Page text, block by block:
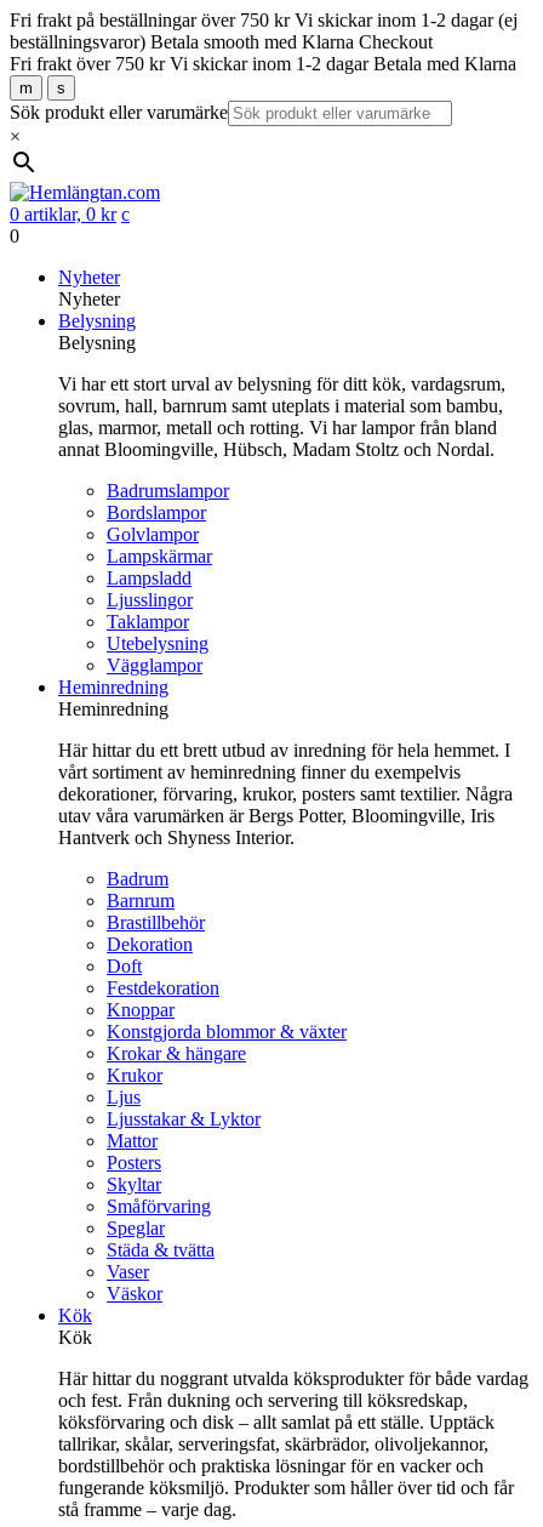
Fri frakt på beställningar över 750 kr Vi skickar inom 1-2 dagar (ej
beställningsvaror) Betala smooth med Klarna Checkout
Fri frakt över 750 kr Vi skickar inom 1-2 dagar Betala med Klarna
m s
Sök produkt eller varumärke
×
0 artiklar, 0 kr c
0
innehåll
Nyheter
Nyheter
Belysning
Belysning
Vi har ett stort urval av belysning för ditt kök, vardagsrum,
sovrum, hall, barnrum samt uteplats i material som bambu,
glas, marmor, metall och rotting. Vi har lampor från bland
annat Bloomingville, Hübsch, Madam Stoltz och Nordal.
Badrumslampor
Bordslampor
Golvlampor
Lampskärmar
Lampsladd
Ljusslingor
Taklampor
Utebelysning
Vägglampor
Heminredning
Heminredning
Här hittar du ett brett utbud av inredning för hela hemmet. I
vårt sortiment av heminredning finner du exempelvis
dekorationer, förvaring, krukor, posters samt textilier. Några
utav våra varumärken är Bergs Potter, Bloomingville, Iris
Hantverk och Shyness Interior.
Badrum
Barnrum
Brastillbehör
Dekoration
Doft
Festdekoration
Knoppar
Konstgjorda blommor & växter
Krokar & hängare
Krukor
Ljus
Ljusstakar & Lyktor
Mattor
Posters
Skyltar
Småförvaring
Speglar
Städa & tvätta
Vaser
Väskor
Kök
Kök
Här hittar du noggrant utvalda köksprodukter för både vardag
och fest. Från dukning och servering till köksredskap,
köksförvaring och disk – allt samlat på ett ställe. Upptäck
tallrikar, skålar, serveringsfat, skärbrädor, olivoljekannor,
bordstillbehör och praktiska lösningar för en vacker och
fungerande köksmiljö. Produkter som håller över tid och får
stå framme – varje dag.